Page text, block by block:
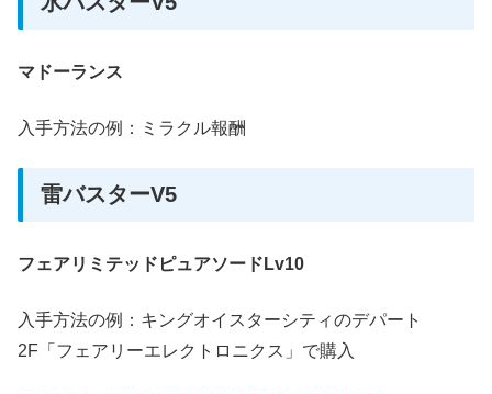
マドーランス
入手方法の例：ミラクル報酬
雷バスターV5
フェアリミテッドピュアソードLv10
入手方法の例：キングオイスターシティのデパート
2F「フェアリーエレクトロニクス」で購入